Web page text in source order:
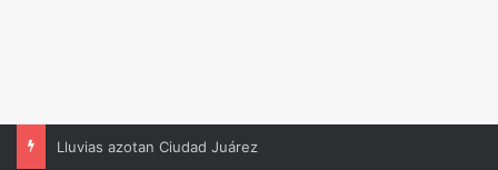
Lluvias azotan Ciudad Juárez